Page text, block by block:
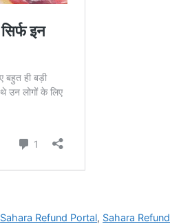
Sahara Refund Portal, Sahara Refund